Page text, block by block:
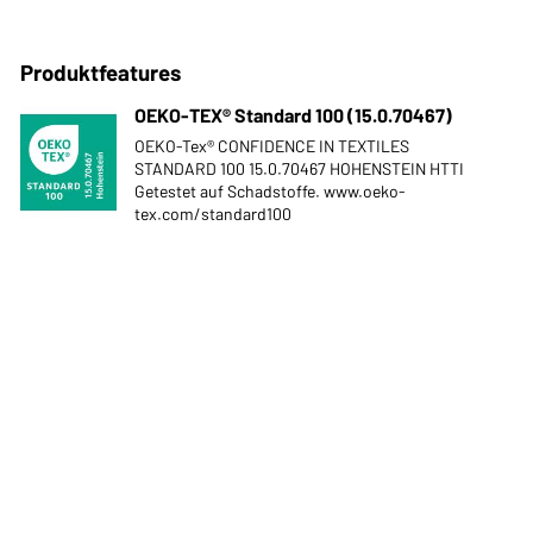
Produktfeatures
OEKO-TEX® Standard 100 (15.0.70467)
OEKO-Tex® CONFIDENCE IN TEXTILES
STANDARD 100 15.0.70467 HOHENSTEIN HTTI
Getestet auf Schadstoffe. www.oeko-
tex.com/standard100